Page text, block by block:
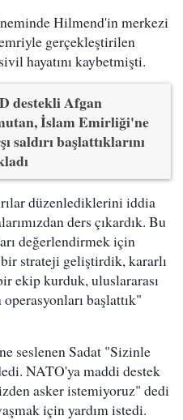
Hilmend'in merkezi
gerçekleştirilen
hayatını kaybetmişti.
destekli Afgan
İslam Emirliği'ne
saldırı başlattıklarını
düzenlediklerini iddia
ders çıkardık. Bu
değerlendirmek için
strateji geliştirdik, kararlı
ekip kurduk, uluslararası
başlattık"
seslenen Sadat "Sizinle
NATO'ya maddi destek
asker istemiyoruz" dedi
için yardım istedi.